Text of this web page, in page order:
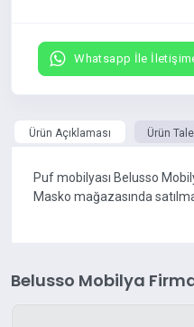
Whatsapp İle
Ürün Açıklaması Ürün
Puf mobilyası Belusso
Masko mağazasında
Belusso Mobilya